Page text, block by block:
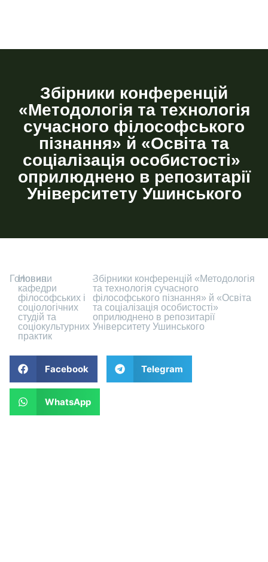
Збірники конференцій
«Методологія та технологія
сучасного філософського
пізнання» й «Освіта та
соціалізація особистості»
оприлюднено в репозитарії
Університету Ушинського
Головна
-Новини
кафедри
філософських і
соціологічних
студій та
соціокультурних
практик
-Збірники конференцій «Методологія
та технологія сучасного
філософського пізнання» й «Освіта
та соціалізація особистості»
оприлюднено в репозитарії
Університету Ушинського
Facebook Telegram
WhatsApp